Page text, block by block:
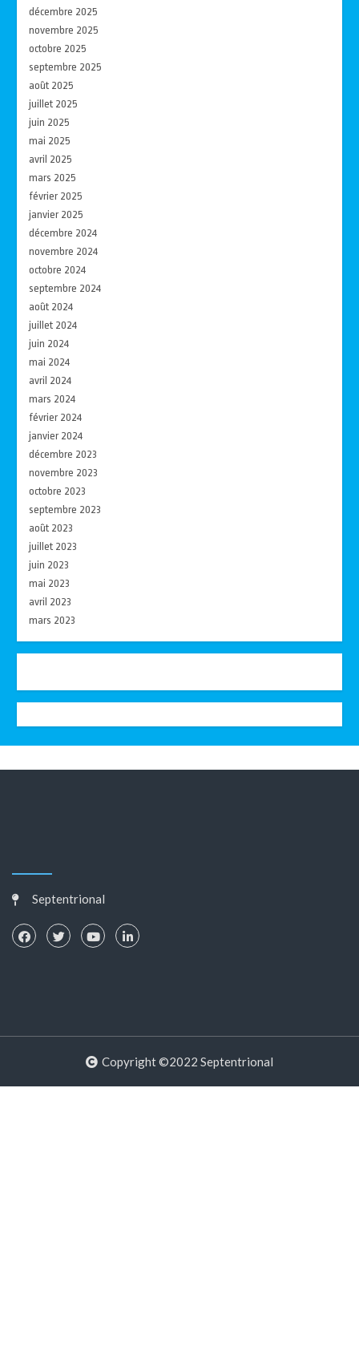
décembre 2025
novembre 2025
octobre 2025
septembre 2025
août 2025
juillet 2025
juin 2025
mai 2025
avril 2025
mars 2025
février 2025
janvier 2025
décembre 2024
novembre 2024
octobre 2024
septembre 2024
août 2024
juillet 2024
juin 2024
mai 2024
avril 2024
mars 2024
février 2024
janvier 2024
décembre 2023
novembre 2023
octobre 2023
septembre 2023
août 2023
juillet 2023
juin 2023
mai 2023
avril 2023
mars 2023
Septentrional
Copyright ©2022 Septentrional